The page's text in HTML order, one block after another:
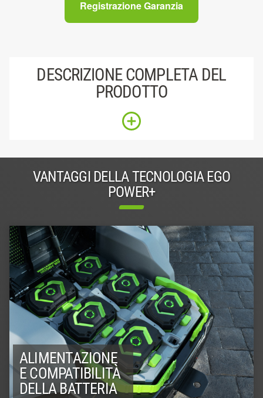
Registrazione Garanzia
DESCRIZIONE COMPLETA DEL
PRODOTTO
VANTAGGI DELLA TECNOLOGIA EGO
POWER+
ALIMENTAZIONE
E COMPATIBILITÀ
DELLA BATTERIA